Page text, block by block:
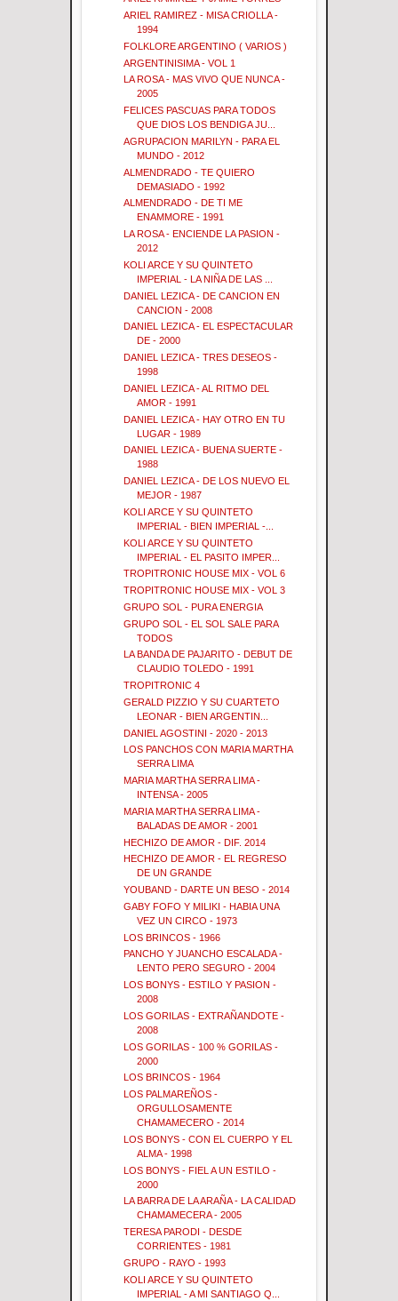
ARIEL RAMIREZ - MISA CRIOLLA -
1994
FOLKLORE ARGENTINO ( VARIOS )
ARGENTINISIMA - VOL 1
LA ROSA - MAS VIVO QUE NUNCA -
2005
FELICES PASCUAS PARA TODOS
QUE DIOS LOS BENDIGA JU...
AGRUPACION MARILYN - PARA EL
MUNDO - 2012
ALMENDRADO - TE QUIERO
DEMASIADO - 1992
ALMENDRADO - DE TI ME
ENAMMORE - 1991
LA ROSA - ENCIENDE LA PASION -
2012
KOLI ARCE Y SU QUINTETO
IMPERIAL - LA NIÑA DE LAS ...
DANIEL LEZICA - DE CANCION EN
CANCION - 2008
DANIEL LEZICA - EL ESPECTACULAR
DE - 2000
DANIEL LEZICA - TRES DESEOS -
1998
DANIEL LEZICA - AL RITMO DEL
AMOR - 1991
DANIEL LEZICA - HAY OTRO EN TU
LUGAR - 1989
DANIEL LEZICA - BUENA SUERTE -
1988
DANIEL LEZICA - DE LOS NUEVO EL
MEJOR - 1987
KOLI ARCE Y SU QUINTETO
IMPERIAL - BIEN IMPERIAL -...
KOLI ARCE Y SU QUINTETO
IMPERIAL - EL PASITO IMPER...
TROPITRONIC HOUSE MIX - VOL 6
TROPITRONIC HOUSE MIX - VOL 3
GRUPO SOL - PURA ENERGIA
GRUPO SOL - EL SOL SALE PARA
TODOS
LA BANDA DE PAJARITO - DEBUT DE
CLAUDIO TOLEDO - 1991
TROPITRONIC 4
GERALD PIZZIO Y SU CUARTETO
LEONAR - BIEN ARGENTIN...
DANIEL AGOSTINI - 2020 - 2013
LOS PANCHOS CON MARIA MARTHA
SERRA LIMA
MARIA MARTHA SERRA LIMA -
INTENSA - 2005
MARIA MARTHA SERRA LIMA -
BALADAS DE AMOR - 2001
HECHIZO DE AMOR - DIF. 2014
HECHIZO DE AMOR - EL REGRESO
DE UN GRANDE
YOUBAND - DARTE UN BESO - 2014
GABY FOFO Y MILIKI - HABIA UNA
VEZ UN CIRCO - 1973
LOS BRINCOS - 1966
PANCHO Y JUANCHO ESCALADA -
LENTO PERO SEGURO - 2004
LOS BONYS - ESTILO Y PASION -
2008
LOS GORILAS - EXTRAÑANDOTE -
2008
LOS GORILAS - 100 % GORILAS -
2000
LOS BRINCOS - 1964
LOS PALMAREÑOS -
ORGULLOSAMENTE
CHAMAMECERO - 2014
LOS BONYS - CON EL CUERPO Y EL
ALMA - 1998
LOS BONYS - FIEL A UN ESTILO -
2000
LA BARRA DE LA ARAÑA - LA CALIDAD
CHAMAMECERA - 2005
TERESA PARODI - DESDE
CORRIENTES - 1981
GRUPO - RAYO - 1993
KOLI ARCE Y SU QUINTETO
IMPERIAL - A MI SANTIAGO Q...